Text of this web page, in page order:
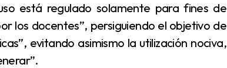
los docentes”, persiguiendo el objetivo de
evitando asimismo la utilización nociva,